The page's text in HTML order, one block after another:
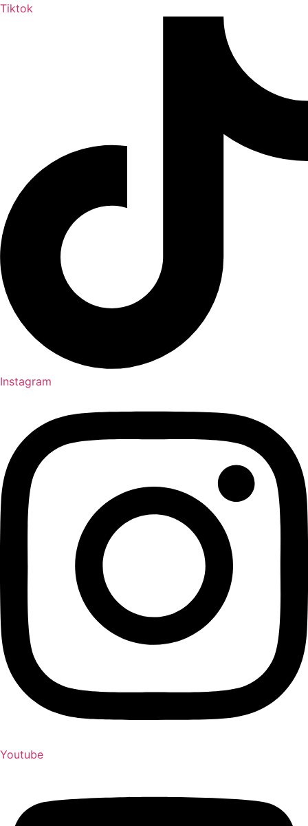
Tiktok
Instagram
Youtube